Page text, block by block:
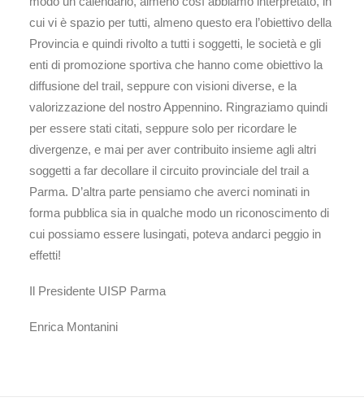
cui vi è spazio per tutti, almeno questo era l’obiettivo della
Provincia e quindi rivolto a tutti i soggetti, le società e gli
enti di promozione sportiva che hanno come obiettivo la
diffusione del trail, seppure con visioni diverse, e la
valorizzazione del nostro Appennino. Ringraziamo quindi
per essere stati citati, seppure solo per ricordare le
divergenze, e mai per aver contribuito insieme agli altri
soggetti a far decollare il circuito provinciale del trail a
Parma. D’altra parte pensiamo che averci nominati in
forma pubblica sia in qualche modo un riconoscimento di
cui possiamo essere lusingati, poteva andarci peggio in
effetti!
Il Presidente UISP Parma
Enrica Montanini